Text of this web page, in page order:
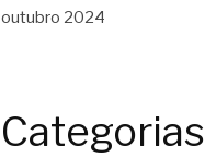
outubro 2024
Categorias